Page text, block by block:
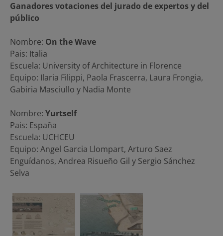
Ganadores votaciones del jurado de expertos y del
público
Nombre: On the Wave
Pais: Italia
Escuela: University of Architecture in Florence
Equipo: Ilaria Filippi, Paola Frascerra, Laura Frongia,
Gabiria Masciullo y Nadia Monte
Nombre: Yurtself
Pais: España
Escuela: UCHCEU
Equipo: Angel Garcia Llompart, Arturo Saez
Enguídanos, Andrea Risueño Gil y Sergio Sánchez
Selva